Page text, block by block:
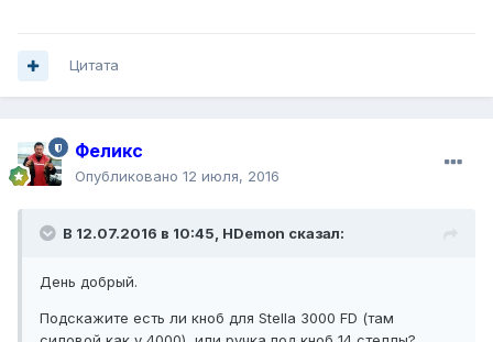
Цитата
Феликс
Опубликовано 12 июля, 2016
В 12.07.2016 в 10:45, HDemon сказал:
День добрый.
Подскажите есть ли кноб для Stella 3000 FD (там